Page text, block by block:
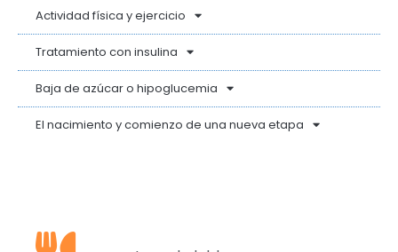
Actividad física y ejercicio
Tratamiento con insulina
Baja de azúcar o hipoglucemia
El nacimiento y comienzo de una nueva etapa